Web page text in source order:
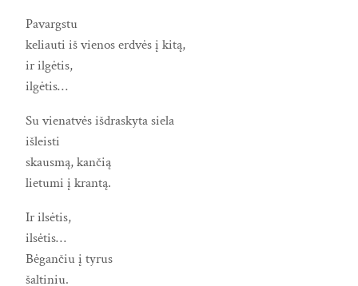
Pavargstu
keliauti iš vienos erdvės į kitą,
ir ilgėtis,
ilgėtis…
Su vienatvės išdraskyta siela
išleisti
skausmą, kančią
lietumi į krantą.
Ir ilsėtis,
ilsėtis…
Bėgančiu į tyrus
šaltiniu.